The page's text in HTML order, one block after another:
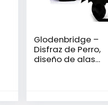
Glodenbridge –
Disfraz de Perro,
diseño de alas
Traje, Bate, alas,